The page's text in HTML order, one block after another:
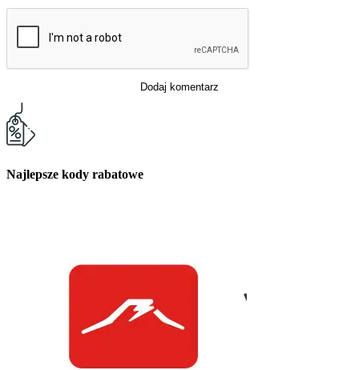
Dodaj komentarz
Najlepsze kody rabatowe